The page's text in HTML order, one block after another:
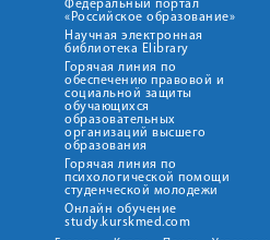
Федеральный портал
«Российское образование»
Научная электронная
библиотека Elibrary
Горячая линия по
обеспечению правовой и
социальной защиты
обучающихся
образовательных
организаций высшего
образования
Горячая линия по
психологической помощи
студенческой молодежи
Онлайн обучение
study.kurskmed.com